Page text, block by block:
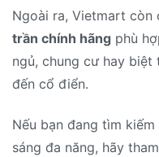
Ngoài ra, Vietmart còn
trần chính hãng phù
ngủ, chung cư hay
đến cổ điển.
Nếu bạn đang tìm
sáng đa năng, hãy